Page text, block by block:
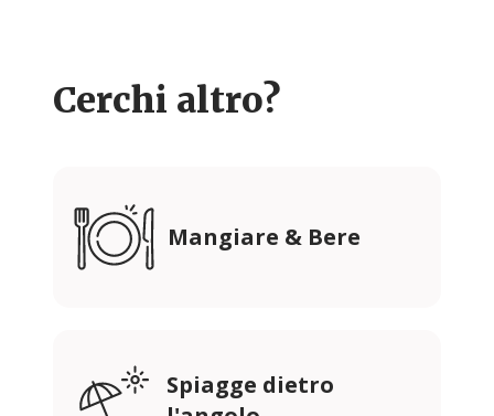
Cerchi altro?
Mangiare & Bere
Spiagge dietro